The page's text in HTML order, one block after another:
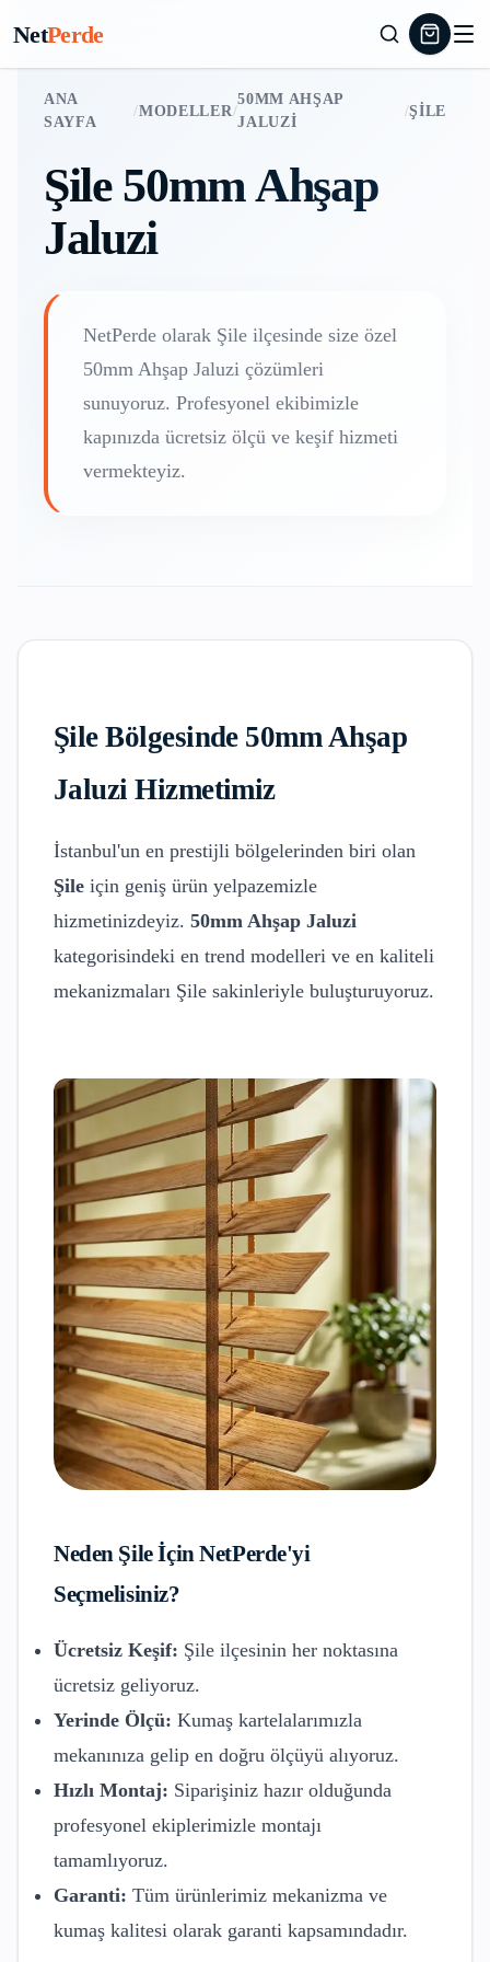
NetPerde
ANA
SAYFA
/MODELLER/
50MM AHŞAP
JALUZI
/ŞILE
Şile 50mm Ahşap
Jaluzi
NetPerde olarak Şile ilçesinde size özel
50mm Ahşap Jaluzi çözümleri
sunuyoruz. Profesyonel ekibimizle
kapınızda ücretsiz ölçü ve keşif hizmeti
vermekteyiz.
ŞileBölgesinde 50mm Ahşap
JaluziHizmetimiz
İstanbul'un en prestijli bölgelerinden biri olan
Şile için geniş ürün yelpazemizle
hizmetinizdeyiz. 50mm Ahşap Jaluzi
kategorisindeki en trend modelleri ve en kaliteli
mekanizmaları Şile sakinleriyle buluşturuyoruz.
Neden Şileİçin NetPerde'yi
Seçmelisiniz?
Ücretsiz Keşif: Şile ilçesinin her noktasına
ücretsiz geliyoruz.
Yerinde Ölçü: Kumaş kartelalarımızla
mekanınıza gelip en doğru ölçüyü alıyoruz.
Hızlı Montaj: Siparişiniz hazır olduğunda
profesyonel ekiplerimizle montajı
tamamlıyoruz.
Garanti: Tüm ürünlerimiz mekanizma ve
kumaş kalitesi olarak garanti kapsamındadır.